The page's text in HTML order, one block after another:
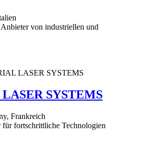
von industriellen und
SYSTEMS
Frankreich
für fortschrittliche Technologien